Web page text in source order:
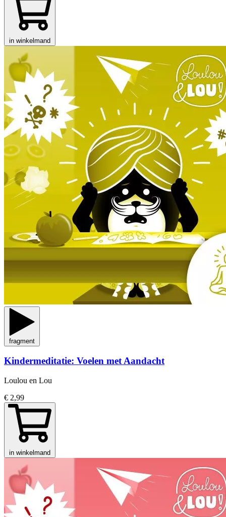
in winkelmand
fragment
Kindermeditatie: Voelen met Aandacht
Loulou en Lou
€ 2,99
in winkelmand